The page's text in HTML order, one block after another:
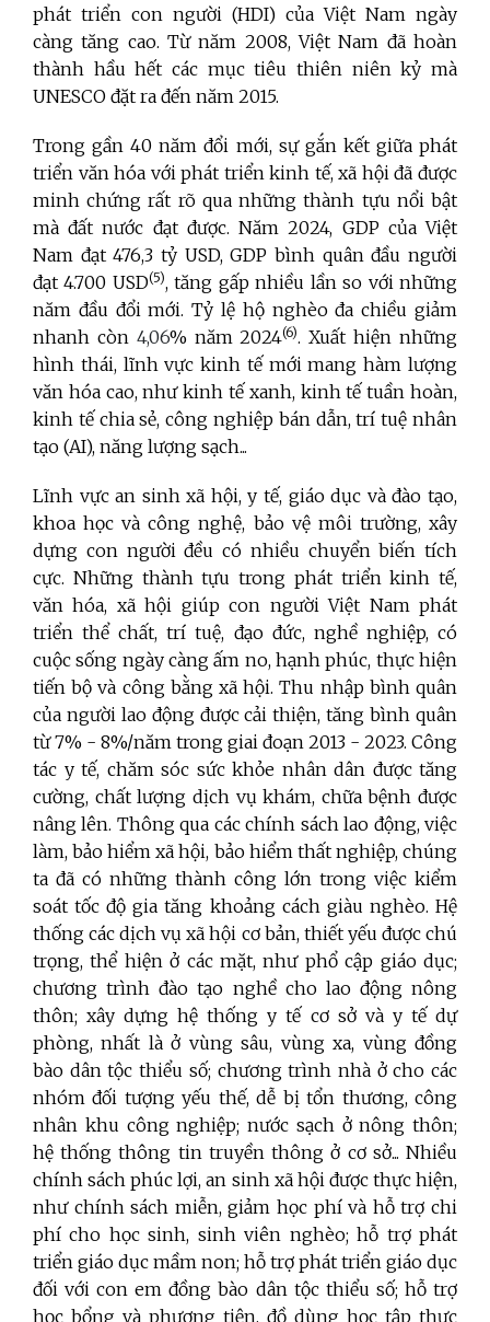
phát triển con người (HDI) của Việt Nam ngày
càng tăng cao. Từ năm 2008, Việt Nam đã hoàn
thành hầu hết các mục tiêu thiên niên kỷ mà
UNESCO đặt ra đến năm 2015.
Trong gần 40 năm đổi mới, sự gắn kết giữa phát
triển văn hóa với phát triển kinh tế, xã hội đã được
minh chứng rất rõ qua những thành tựu nổi bật
mà đất nước đạt được. Năm 2024, GDP của Việt
Nam đạt 476,3 tỷ USD, GDP bình quân đầu người
đạt 4.700 USD(5), tăng gấp nhiều lần so với những
năm đầu đổi mới. Tỷ lệ hộ nghèo đa chiều giảm
nhanh còn 4,06% năm 2024(6). Xuất hiện những
hình thái, lĩnh vực kinh tế mới mang hàm lượng
văn hóa cao, như kinh tế xanh, kinh tế tuần hoàn,
kinh tế chia sẻ, công nghiệp bán dẫn, trí tuệ nhân
tạo (AI), năng lượng sạch...
Lĩnh vực an sinh xã hội, y tế, giáo dục và đào tạo,
khoa học và công nghệ, bảo vệ môi trường, xây
dựng con người đều có nhiều chuyển biến tích
cực. Những thành tựu trong phát triển kinh tế,
văn hóa, xã hội giúp con người Việt Nam phát
triển thể chất, trí tuệ, đạo đức, nghề nghiệp, có
cuộc sống ngày càng ấm no, hạnh phúc, thực hiện
tiến bộ và công bằng xã hội.Thu nhập bình quân
của người lao động được cải thiện, tăng bình quân
từ 7% - 8%/năm trong giai đoạn 2013 - 2023. Công
tác y tế, chăm sóc sức khỏe nhân dân được tăng
cường, chất lượng dịch vụ khám, chữa bệnh được
nâng lên. Thông qua các chính sách lao động, việc
làm, bảo hiểm xã hội, bảo hiểm thất nghiệp, chúng
ta đã có những thành công lớn trong việc kiểm
soát tốc độ gia tăng khoảng cách giàu nghèo.Hệ
thống các dịch vụ xã hội cơ bản, thiết yếu được chú
trọng, thể hiện ở các mặt, như phổ cập giáo dục;
chương trình đào tạo nghề cho lao động nông
thôn; xây dựng hệ thống y tế cơ sở và y tế dự
phòng, nhất là ở vùng sâu, vùng xa, vùng đồng
bào dân tộc thiểu số; chương trình nhà ở cho các
nhóm đối tượng yếu thế, dễ bị tổn thương, công
nhân khu công nghiệp; nước sạch ở nông thôn;
hệ thống thông tin truyền thông ở cơ sở... Nhiều
chính sách phúc lợi, an sinh xã hội được thực hiện,
như chính sách miễn, giảm học phí và hỗ trợ chi
phí cho học sinh, sinh viên nghèo; hỗ trợ phát
triển giáo dục mầm non; hỗ trợ phát triển giáo dục
đối với con em đồng bào dân tộc thiểu số; hỗ trợ
học bổng và phương tiện, đồ dùng học tập thực